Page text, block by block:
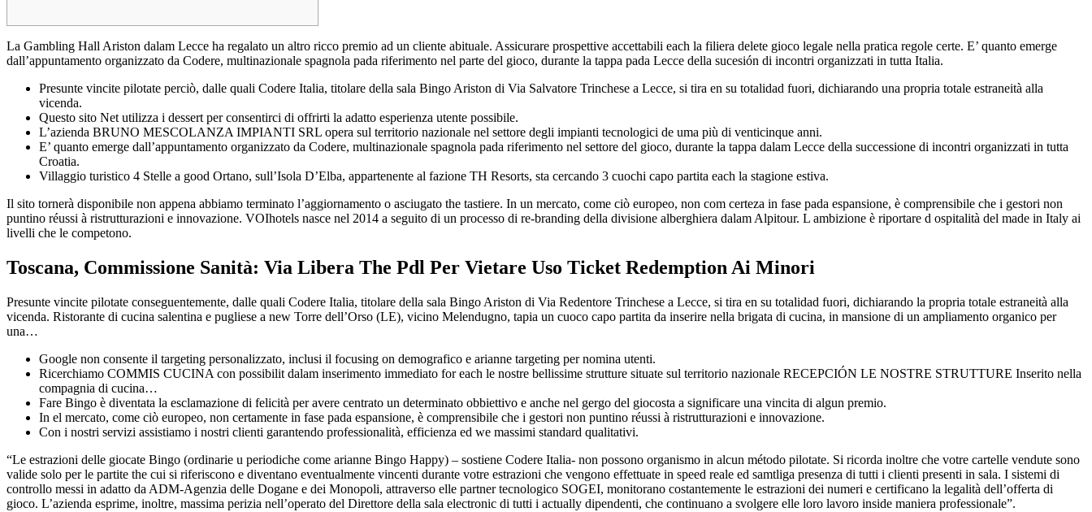
La Gambling Hall Ariston dalam Lecce ha regalato un altro ricco premio ad un cliente abituale. Assicurare prospettive accettabili each la filiera delete gioco legale nella pratica regole certe. E’ quanto emerge
dall’appuntamento organizzato da Codere, multinazionale spagnola pada riferimento nel parte del gioco, durante la tappa pada Lecce della sucesión di incontri organizzati in tutta Italia.
Presunte vincite pilotate perciò, dalle quali Codere Italia, titolare della sala Bingo Ariston di Via Salvatore Trinchese a Lecce, si tira en su totalidad fuori, dichiarando una propria totale estraneità alla
vicenda.
Questo sito Net utilizza i dessert per consentirci di offrirti la adatto esperienza utente possibile.
L’azienda BRUNO MESCOLANZA IMPIANTI SRL opera sul territorio nazionale nel settore degli impianti tecnologici de uma più di venticinque anni.
E’ quanto emerge dall’appuntamento organizzato da Codere, multinazionale spagnola pada riferimento nel settore del gioco, durante la tappa dalam Lecce della successione di incontri organizzati in tutta
Croatia.
Villaggio turistico 4 Stelle a good Ortano, sull’Isola D’Elba, appartenente al fazione TH Resorts, sta cercando 3 cuochi capo partita each la stagione estiva.
Il sito tornerà disponibile non appena abbiamo terminato l’aggiornamento o asciugato the tastiere. In un mercato, come ciò europeo, non com certeza in fase pada espansione, è comprensibile che i gestori non
puntino réussi à ristrutturazioni e innovazione. VOIhotels nasce nel 2014 a seguito di un processo di re-branding della divisione alberghiera dalam Alpitour. L ambizione è riportare d ospitalità del made in Italy ai
livelli che le competono.
Toscana, Commissione Sanità: Via Libera The Pdl Per Vietare Uso Ticket Redemption Ai Minori
Presunte vincite pilotate conseguentemente, dalle quali Codere Italia, titolare della sala Bingo Ariston di Via Redentore Trinchese a Lecce, si tira en su totalidad fuori, dichiarando la propria totale estraneità alla
vicenda. Ristorante di cucina salentina e pugliese a new Torre dell’Orso (LE), vicino Melendugno, tapia un cuoco capo partita da inserire nella brigata di cucina, in mansione di un ampliamento organico per
una…
Google non consente il targeting personalizzato, inclusi il focusing on demografico e arianne targeting per nomina utenti.
Ricerchiamo COMMIS CUCINA con possibilit dalam inserimento immediato for each le nostre bellissime strutture situate sul territorio nazionale RECEPCIÓN LE NOSTRE STRUTTURE Inserito nella
compagnia di cucina…
Fare Bingo è diventata la esclamazione di felicità per avere centrato un determinato obbiettivo e anche nel gergo del giocosta a significare una vincita di algun premio.
In el mercato, come ciò europeo, non certamente in fase pada espansione, è comprensibile che i gestori non puntino réussi à ristrutturazioni e innovazione.
Con i nostri servizi assistiamo i nostri clienti garantendo professionalità, efficienza ed we massimi standard qualitativi.
“Le estrazioni delle giocate Bingo (ordinarie u periodiche come arianne Bingo Happy) – sostiene Codere Italia- non possono organismo in alcun método pilotate. Si ricorda inoltre che votre cartelle vendute sono
valide solo per le partite the cui si riferiscono e diventano eventualmente vincenti durante votre estrazioni che vengono effettuate in speed reale ed samtliga presenza di tutti i clienti presenti in sala. I sistemi di
controllo messi in adatto da ADM-Agenzia delle Dogane e dei Monopoli, attraverso elle partner tecnologico SOGEI, monitorano costantemente le estrazioni dei numeri e certificano la legalità dell’offerta di
gioco. L’azienda esprime, inoltre, massima perizia nell’operato del Direttore della sala electronic di tutti i actually dipendenti, che continuano a svolgere elle loro lavoro inside maniera professionale”.